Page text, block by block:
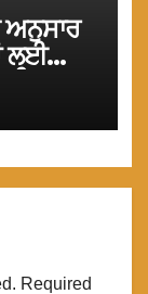
ਅਨੁਸਾਰ
ਲਈ
Required